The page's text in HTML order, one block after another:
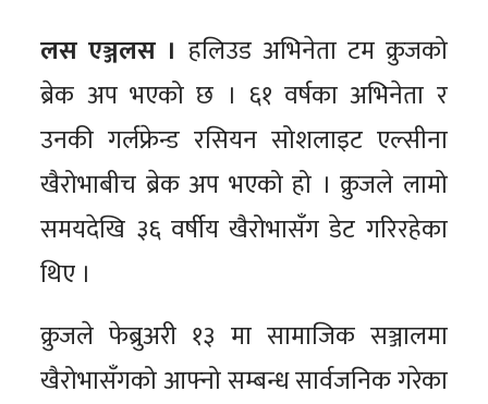
लस एञ्जलस । हलिउड अभिनेता टम क्रुजको
ब्रेक अप भएको छ । ६१ वर्षका अभिनेता र
उनकी गर्लफ्रेन्ड रसियन सोशलाइट एल्सीना
खैरोभाबीच ब्रेक अप भएको हो । क्रुजले लामो
समयदेखि ३६ वर्षीय खैरोभासँग डेट गरिरहेका
थिए ।
क्रुजले फेब्रुअरी १३ मा सामाजिक सञ्जालमा
खैरोभासँगको आफ्नो सम्बन्ध सार्वजनिक गरेका